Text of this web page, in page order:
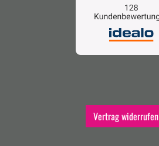
Vertrag widerrufen